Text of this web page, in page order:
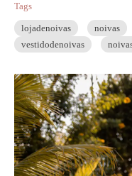
Tags
lojadenoivas noivas
vestidodenoivas